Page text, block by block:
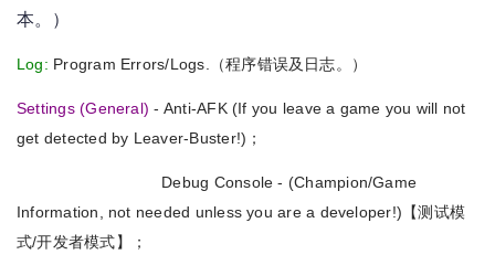
本。）
Log: Program Errors/Logs.（程序错误及日志。）
Settings (General) - Anti-AFK (If you leave a game you will not
get detected by Leaver-Buster!)；
Debug Console - (Champion/Game
Information, not needed unless you are a developer!)【测试模
式/开发者模式】；